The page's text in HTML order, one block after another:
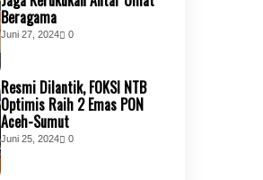
Beragama
Juni 27, 2024 0
Resmi Dilantik, FOKSI NTB
Optimis Raih 2 Emas PON
Aceh-Sumut
Juni 25, 2024 0